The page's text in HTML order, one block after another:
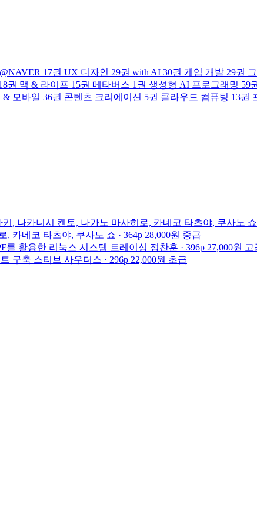
17권 UX 디자인 29권 with AI 30권 게임 개발 29권
권 맥 & 라이프 15권 메타버스 1권 생성형 AI 프로그래밍 59
& 모바일 36권 콘텐츠 크리에이션 5권 클라우드 컴퓨팅 13권
, 나카니시 켄토, 나가노 마사히로, 카네코 타츠야, 쿠사노 쇼
카네코 타츠야, 쿠사노 쇼 · 364p 28,000원 중급
를 활용한 리눅스 시스템 트레이싱 정찬훈 · 396p 27,000원 고
구축 스티브 사우더스 · 296p 22,000원 초급